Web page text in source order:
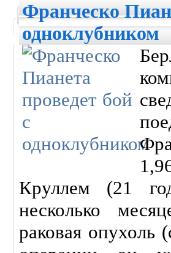
Франческо
одноклубником
Круллем (21
несколько
раковая опухоль